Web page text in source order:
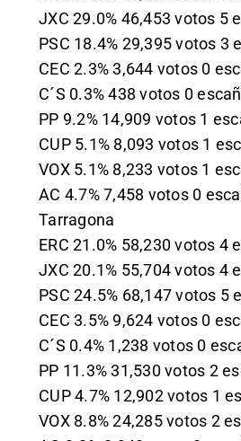
JXC 29.0% 46,453 votos 5
PSC 18.4% 29,395 votos 3
CEC 2.3% 3,644 votos 0
C´S 0.3% 438 votos 0
PP 9.2% 14,909 votos 1
CUP 5.1% 8,093 votos 1
VOX 5.1% 8,233 votos 1
AC 4.7% 7,458 votos 0
Tarragona
ERC 21.0% 58,230 votos 4
JXC 20.1% 55,704 votos 4
PSC 24.5% 68,147 votos 5
CEC 3.5% 9,624 votos 0
C´S 0.4% 1,238 votos 0
PP 11.3% 31,530 votos 2
CUP 4.7% 12,902 votos 1
VOX 8.8% 24,285 votos 2